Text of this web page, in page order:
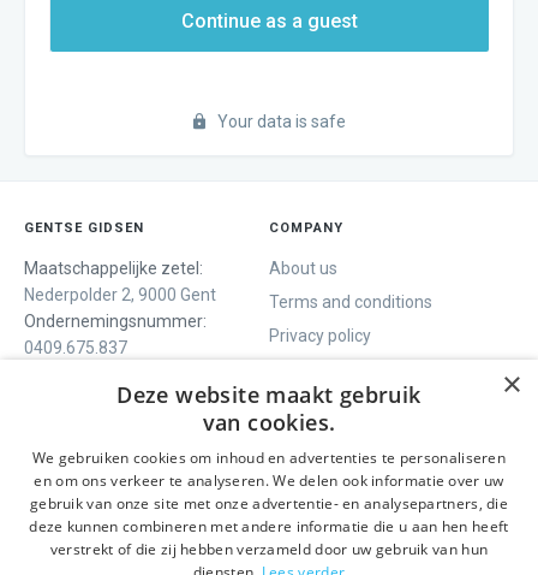
Continue as a guest
Your data is safe
GENTSE GIDSEN
Maatschappelijke zetel:
Nederpolder 2, 9000 Gent
Ondernemingsnummer:
0409.675.837
COMPANY
About us
Terms and conditions
Privacy policy
WE OFFER
Guided tours
One day tour
SOCIALS
Facebook
Instagram
LinkedIn
×
Deze website maakt gebruik
van cookies.
We gebruiken cookies om inhoud en advertenties te personaliseren
en om ons verkeer te analyseren. We delen ook informatie over uw
gebruik van onze site met onze advertentie- en analysepartners, die
deze kunnen combineren met andere informatie die u aan hen heeft
verstrekt of die zij hebben verzameld door uw gebruik van hun